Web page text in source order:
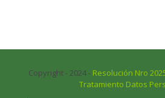
Copyright - 2024 - Resolución Nro
Tratamiento Datos